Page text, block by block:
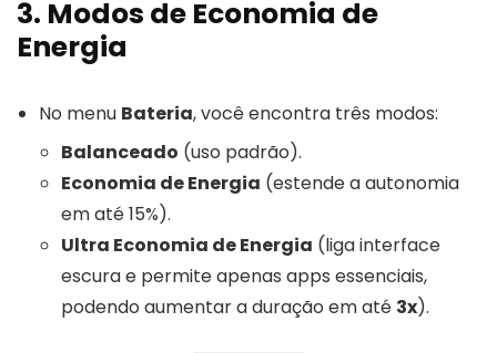
3. Modos de Economia de
Energia
No menu Bateria, você encontra três modos:
Balanceado (uso padrão).
Economia de Energia (estende a autonomia
em até 15%).
Ultra Economia de Energia (liga interface
escura e permite apenas apps essenciais,
podendo aumentar a duração em até 3x).